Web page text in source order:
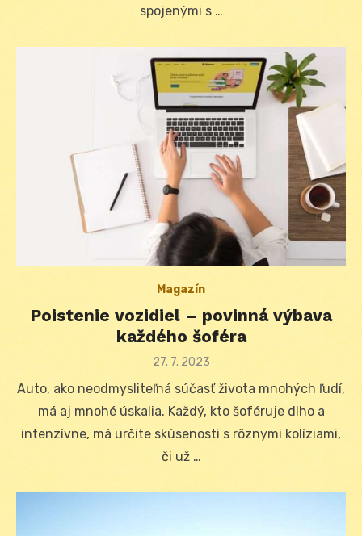
spojenými s …
Magazín
Poistenie vozidiel – povinná výbava
každého šoféra
Posted
27. 7. 2023
Auto, ako neodmysliteľná súčasť života mnohých ľudí,
má aj mnohé úskalia. Každý, kto šoféruje dlho a
intenzívne, má určite skúsenosti s rôznymi kolíziami,
či už …